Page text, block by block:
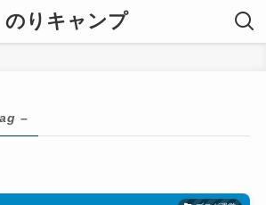
のりキャンプ
–